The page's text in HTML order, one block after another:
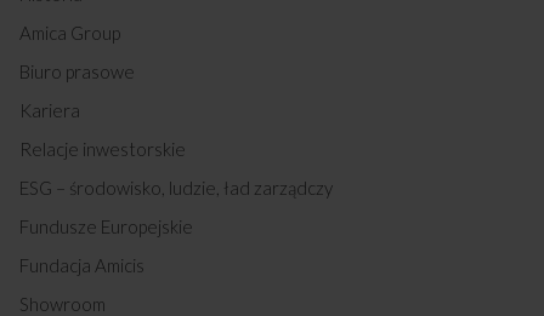
Amica Group
Biuro prasowe
Kariera
Relacje inwestorskie
ESG – środowisko, ludzie, ład zarządczy
Fundusze Europejskie
Fundacja Amicis
Showroom